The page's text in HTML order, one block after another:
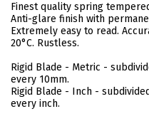
Finest quality spring
Anti-glare finish with
Extremely easy to read.
20°C. Rustless.
Rigid Blade - Metric -
every 10mm.
Rigid Blade - Inch -
every inch.